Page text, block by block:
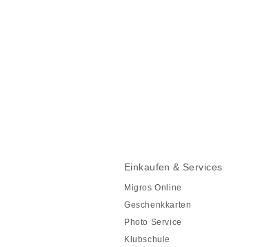
Einkaufen & Services
Migros Online
Geschenkkarten
Photo Service
Klubschule